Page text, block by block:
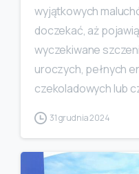
wyjątkowych
doczekać, aż
wyczekiwane
uroczych, pełnych
czekoladowych lub
31 grudnia 2024